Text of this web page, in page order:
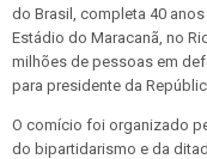
do Brasil, completa 40
Estádio do Maracanã, no
milhões de pessoas em
para presidente da
O comício foi organizado
do bipartidarismo e da